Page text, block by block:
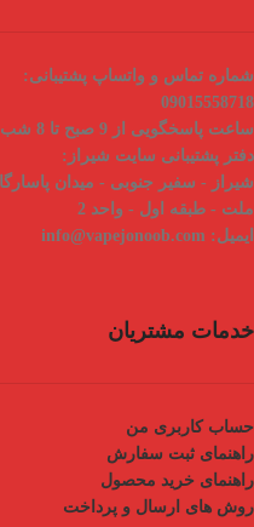
شماره تماس و واتساپ پشتیبانی:
09015558718
ساعت پاسخگویی از 9 صبح تا 8 شب
دفتر پشتیبانی سایت شیراز:
شیراز - سفیر جنوبی - میدان
ملت - طبقه اول - واحد 2
ایمیل:
خدمات مشتریان
حساب کاربری من
راهنمای ثبت سفارش
راهنمای خرید محصول
روش های ارسال و پرداخت